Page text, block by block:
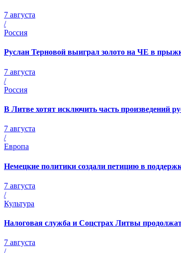
7 августа
/
Россия
Руслан Терновой выиграл золото на ЧЕ в
7 августа
/
Россия
В Литве хотят исключить часть произведений
7 августа
/
Европа
Немецкие политики создали петицию в
7 августа
/
Культура
Налоговая служба и Соцстрах Литвы
7 августа